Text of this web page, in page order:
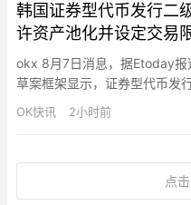
韩国证券型代币发行二
许资产池化并设定交易
okx 8月7日消息，据Etoday报
草案框架显示，证券型代币发
心内容，包括允许同类型基础
投资者场外交易年度限额、明
方向与业界讨论整理，具体标
OK快讯 2小时前
点